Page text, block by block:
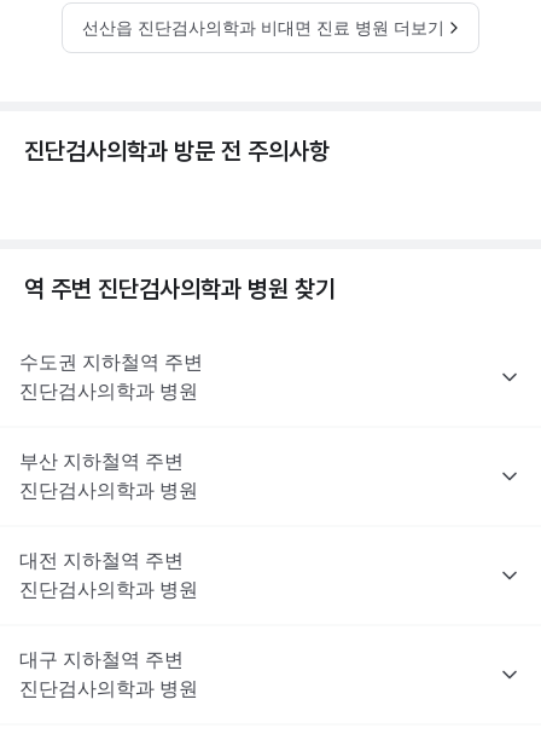
선산읍 진단검사의학과 비대면 진료 병원 더보기
진단검사의학과 방문 전 주의사항
역 주변 진단검사의학과 병원 찾기
수도권 지하철역 주변
진단검사의학과 병원
부산 지하철역 주변
진단검사의학과 병원
대전 지하철역 주변
진단검사의학과 병원
대구 지하철역 주변
진단검사의학과 병원